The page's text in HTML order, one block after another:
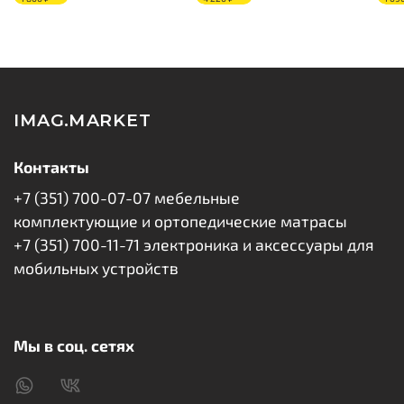
IMAG.MARKET
Контакты
+7 (351) 700-07-07 мебельные
комплектующие и ортопедические матрасы
+7 (351) 700-11-71 электроника и аксессуары для
мобильных устройств
Мы в соц. сетях